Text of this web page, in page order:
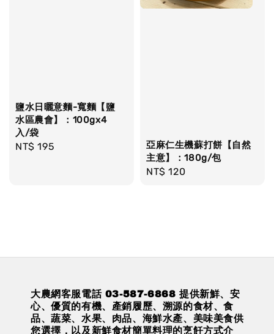
鹽水日曬意麵-寬麵【鹽
水區農會】：100gx4
入/袋
Regular
NT$ 195
亞麻仁生機蘇打餅【自然
主意】：180g/包
Regular
NT$ 120
大農網客服電話 03-587-6868 提供新鮮、安
心、優質的有機、產銷履歷、溯源的食材、食
品、蔬菜、水果、肉品、海鮮水產、美味美食供
您選擇，以及新鮮食材簡單料理的烹飪方式介